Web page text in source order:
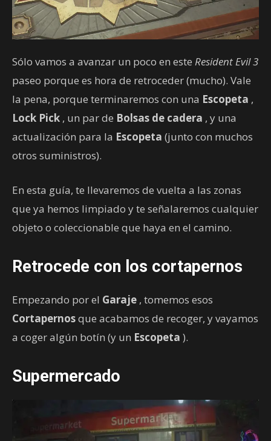
Sólo vamos a avanzar un poco en este Resident Evil 3
paseo porque es hora de retroceder (mucho). Vale
la pena, porque terminaremos con una Escopeta ,
Lock Pick , un par de Bolsas de cadera , y una
actualización para la Escopeta (junto con muchos
otros suministros).
En esta guía, te llevaremos de vuelta a las zonas
que ya hemos limpiado y te señalaremos cualquier
objeto o coleccionable que haya en el camino.
Retrocede con los cortapernos
Empezando por el Garaje , tomemos esos
Cortapernosque acabamos de recoger, y vayamos
a coger algún botín (y un Escopeta ).
Supermercado